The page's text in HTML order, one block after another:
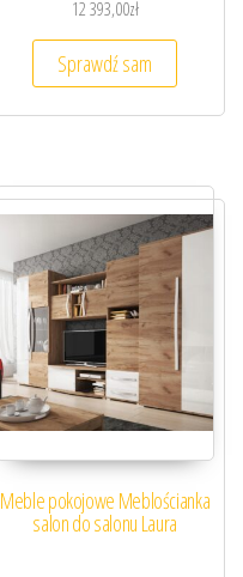
12 393,00zł
Sprawdź sam
Meble pokojowe Meblościanka
salon do salonu Laura